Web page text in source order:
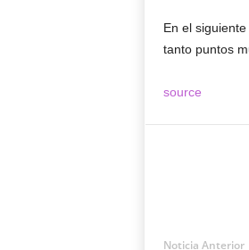
En el siguiente
tanto puntos
source
Noticia Anterior